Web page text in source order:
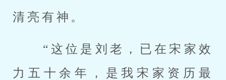
清亮有神。
力五十余年，是我宋家资历最